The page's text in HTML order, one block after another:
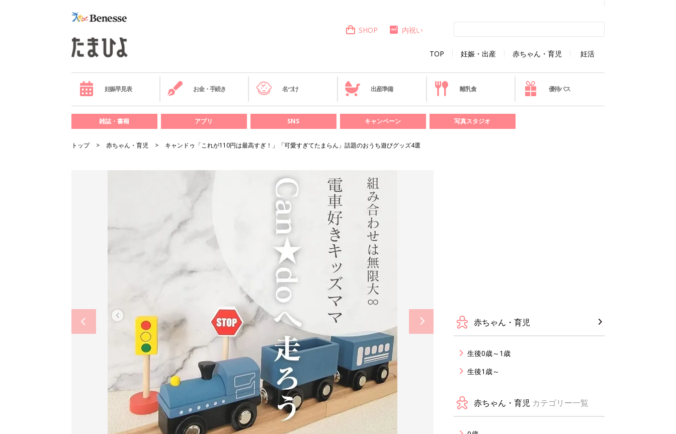
TOP 妊娠・出産 赤ちゃん・育児 妊活
SHOP 内祝い
妊娠早見表 お金・手続き 名づけ 出産準備 離乳食 優待パス
雑誌・書籍 アプリ SNS キャンペーン 写真スタジオ
トップ 赤ちゃん・育児 キャンドゥ「これが110円は最高すぎ！」「可愛すぎてたまらん」話題のおうち遊びグッズ4選
赤ちゃん・育児
生後0歳～1歳
生後1歳～
赤ちゃん・育児 カテゴリー一覧